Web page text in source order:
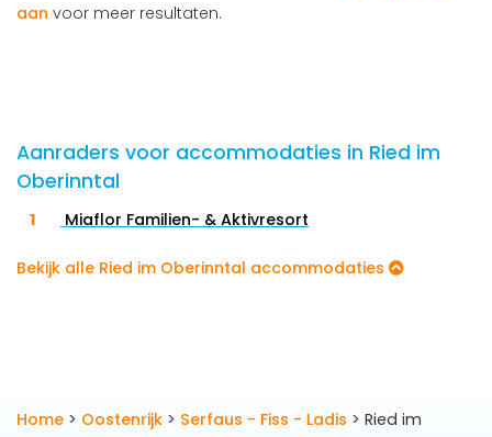
aan voor meer resultaten.
Aanraders voor accommodaties in Ried im
Oberinntal
Miaflor Familien- & Aktivresort
Bekijk alle Ried im Oberinntal accommodaties
Home > Oostenrijk > Serfaus - Fiss - Ladis > Ried im